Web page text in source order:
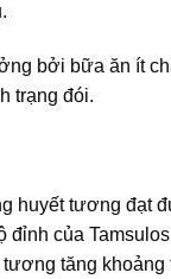
bởi bữa ăn ít
trạng đói.
huyết tương đạt
đỉnh của
tương tăng khoảng